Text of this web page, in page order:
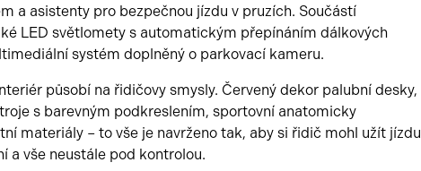
a asistenty pro bezpečnou jízdu v pruzích. Součástí
LED světlomety s automatickým přepínáním dálkových
systém doplněný o parkovací kameru.
působí na řidičovy smysly. Červený dekor palubní desky,
s barevným podkreslením, sportovní anatomicky
materiály – to vše je navrženo tak, aby si řidič mohl užít jízdu
a vše neustále pod kontrolou.